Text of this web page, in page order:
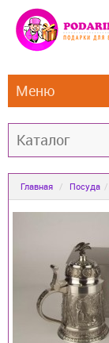
Меню
Каталог
Главная Посуда